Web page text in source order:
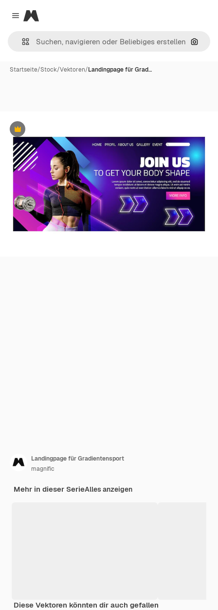
Close menu
Magnific
Nach
Startseite/Stock/Vektoren/Landingpage für Grad…
Premium
Landingpage für Gradientensport
magnific
Mehr in dieser SerieAlles anzeigen
Diese Vektoren könnten dir auch gefallen